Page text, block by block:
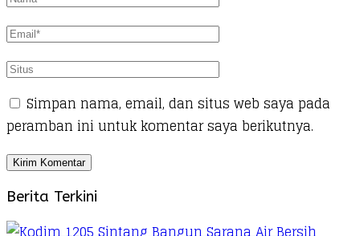
Simpan nama, email, dan situs web saya pada
peramban ini untuk komentar saya berikutnya.
Berita Terkini